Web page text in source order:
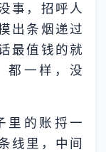
事，招呼人
出条烟递过
最值钱的就
都一样，没
里的账捋一
线里，中间